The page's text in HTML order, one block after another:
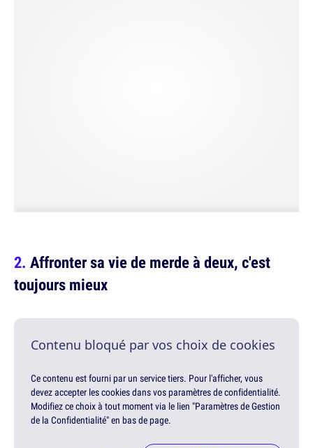
Affronter sa vie de merde à deux, c'est
toujours mieux
Contenu bloqué par vos choix de cookies
Ce contenu est fourni par un service tiers. Pour l'afficher, vous
devez accepter les cookies dans vos paramètres de confidentialité.
Modifiez ce choix à tout moment via le lien "Paramètres de Gestion
de la Confidentialité" en bas de page.